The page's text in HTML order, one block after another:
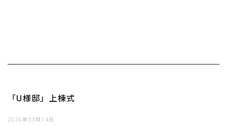
「U様邸」上棟式
2020年03月24日